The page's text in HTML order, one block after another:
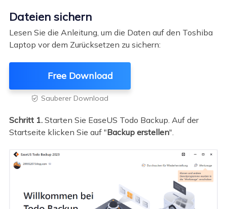
Dateien sichern
Lesen Sie die Anleitung, um die Daten auf den Toshiba
Laptop vor dem Zurücksetzen zu sichern:
Free Download
 Sauberer Download
Schritt 1.Starten Sie EaseUS Todo Backup. Auf der
Startseite klicken Sie auf "Backup erstellen".